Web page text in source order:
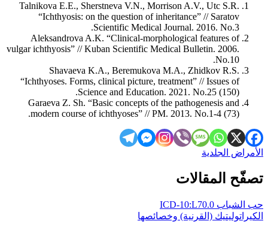
Talnikova E.E., Sherstneva V.N., Morrison A.V., Utc S.R.
“Ichthyosis: on the question of inheritance” // Saratov
Scientific Medical Journal. 2016. No.3.
Aleksandrova A.K. “Clinical-morphological features of
vulgar ichthyosis” // Kuban Scientific Medical Bulletin. 2006.
No.10.
Shavaeva K.A., Beremukova M.A., Zhidkov R.S.
“Ichthyoses. Forms, clinical picture, treatment” // Issues of
Science and Education. 2021. No.25 (150).
Garaeva Z. Sh. “Basic concepts of the pathogenesis and
modern course of ichthyoses” // PM. 2013. No.1-4 (73).
الأمراض الجلدية
تصفّح المقالات
حب الشباب ICD-10:L70.0
الكيراتوليتيك (القرنية) وخصائصها